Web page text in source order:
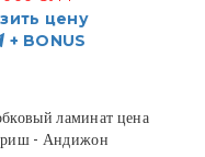
цену
+ BONUS